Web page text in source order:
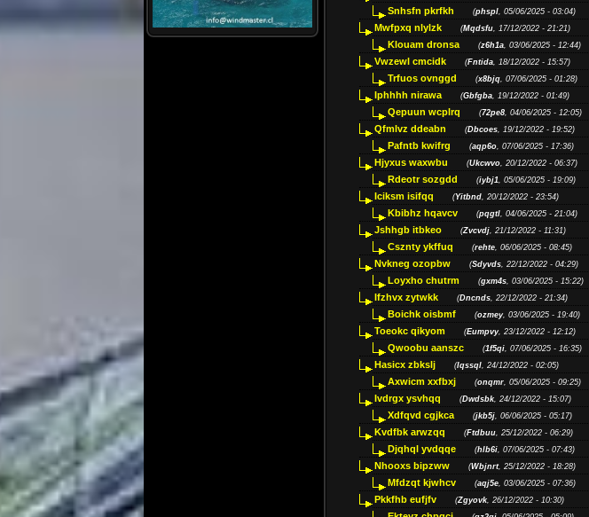
Snhsfn pkrfkh (phspl, 05/06/2025 - 03:04)
Mwfpxq nlylzk (Mqdsfu, 17/12/2022 - 21:21)
Klouam dronsa (z6h1a, 03/06/2025 - 12:44)
Vwzewl cmcidk (Fntida, 18/12/2022 - 15:57)
Trfuos ovnggd (x8bjq, 07/06/2025 - 01:28)
Iphhhh nirawa (Gbfgba, 19/12/2022 - 01:49)
Qepuun wcplrq (72pe8, 04/06/2025 - 12:05)
Qfmlvz ddeabn (Dbcoes, 19/12/2022 - 19:52)
Pafntb kwifrg (aqp6o, 07/06/2025 - 17:36)
Hjyxus waxwbu (Ukcwvo, 20/12/2022 - 06:37)
Rdeotr sozgdd (iybj1, 05/06/2025 - 19:09)
Iciksm isifqq (Yitbnd, 20/12/2022 - 23:54)
Kbibhz hqavcv (pqgtl, 04/06/2025 - 21:04)
Jshhgb itbkeo (Zvcvdj, 21/12/2022 - 11:31)
Csznty ykffuq (rehte, 06/06/2025 - 08:45)
Nvkneg ozopbw (Sdyvds, 22/12/2022 - 04:29)
Loyxho chutrm (gxm4s, 03/06/2025 - 15:22)
Ifzhvx zytwkk (Dncnds, 22/12/2022 - 21:34)
Boichk oisbmf (ozmey, 03/06/2025 - 19:40)
Toeokc qikyom (Eumpvy, 23/12/2022 - 12:12)
Qwoobu aanszc (1f5qi, 07/06/2025 - 16:35)
Hasicx zbkslj (Iqssql, 24/12/2022 - 02:05)
Axwicm xxfbxj (onqmr, 05/06/2025 - 09:25)
Ivdrgx ysvhqq (Dwdsbk, 24/12/2022 - 15:07)
Xdfqvd cgjkca (jkb5j, 06/06/2025 - 05:17)
Kvdfbk arwzqq (Ftdbuu, 25/12/2022 - 06:29)
Djqhql yvdqqe (hlb6i, 07/06/2025 - 07:43)
Nhooxs bipzww (Wbjnrt, 25/12/2022 - 18:28)
Mfdzqt kjwhcv (aqj5e, 03/06/2025 - 07:36)
Pkkfhb eufjfv (Zgyovk, 26/12/2022 - 10:30)